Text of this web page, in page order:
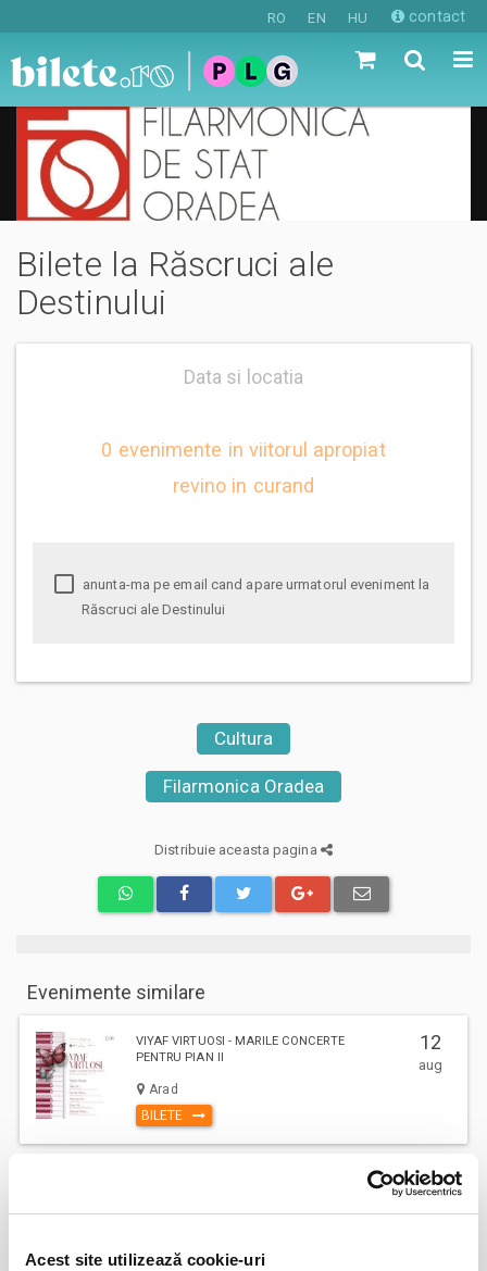
Acest site utilizează cookie-uri
RO EN HU contact
Bilete la Răscruci ale
Destinului
Data si locatia
0 evenimente in viitorul apropiat
revino in curand
Răscruci ale Destinului
Cultura
Filarmonica Oradea
Distribuie aceasta pagina
Evenimente similare
VIYAF VIRTUOSI - MARILE CONCERTE
PENTRU PIAN II
Arad
BILETE
12
aug
23
aug